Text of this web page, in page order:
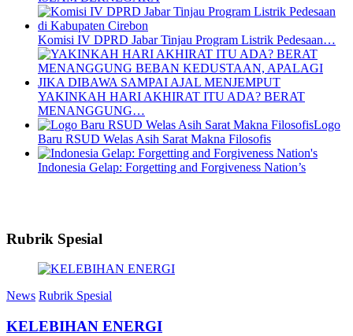
Komisi IV DPRD Jabar Tinjau Program Listrik Pedesaan…
YAKINKAH HARI AKHIRAT ITU ADA? BERAT
MENANGGUNG…
Logo
Baru RSUD Welas Asih Sarat Makna Filosofis
Indonesia Gelap: Forgetting and Forgiveness Nation’s
Rubrik Spesial
News Rubrik Spesial
KELEBIHAN ENERGI